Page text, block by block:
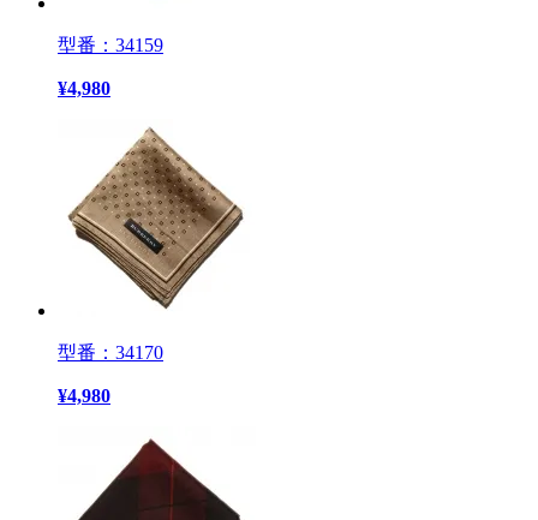
型番：34159
¥4,980
型番：34170
¥4,980